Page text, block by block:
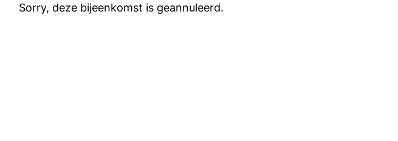
Sorry, deze bijeenkomst is geannuleerd.